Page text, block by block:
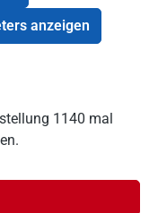
anzeigen
1140 mal